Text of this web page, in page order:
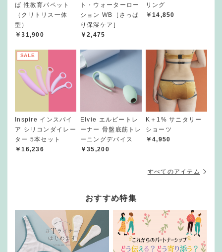
ば 性教育パペット
（クリトリス一体
型）
￥31,900
ト・ウォーターロー
ション WB［さっぱ
り保湿ケア］
￥2,475
リング
￥14,850
SALE
Inspire インスパイ
ア シリコンダイレー
ター 5本セット
￥16,236
Elvie エルビートレ
ーナー 骨盤底筋トレ
ーニングデバイス
￥35,200
K＋1% サニタリー
ショーツ
￥4,950
すべてのアイテム
おすすめ特集